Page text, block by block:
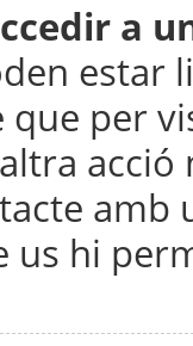
a
estar
que per
acció
hi